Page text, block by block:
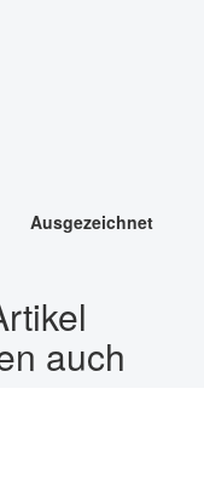
Ausgezeichnet
auch